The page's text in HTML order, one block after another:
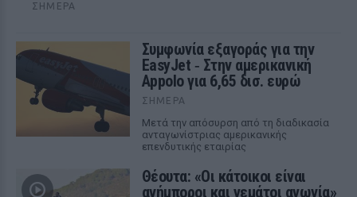
ΣΉΜΕΡΑ
Συμφωνία εξαγοράς για την
EasyJet ‑ Στην αμερικανική
Appolo για 6,65 δισ. ευρώ
ΣΉΜΕΡΑ
Μετά την απόσυρση από τη διαδικασία
ανταγωνίστριας αμερικανικής
επενδυτικής εταιρίας
Θέουτα: «Οι κάτοικοι είναι
ανήμποροι και γεμάτοι αγωνία»